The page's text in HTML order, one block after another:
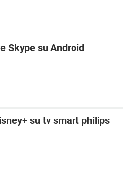
Skype su Android
su tv smart philips